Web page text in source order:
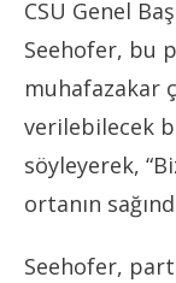
CSU Genel
Seehofer, bu
muhafazakar
verilebilecek
söyleyerek,
ortanın
Seehofer,